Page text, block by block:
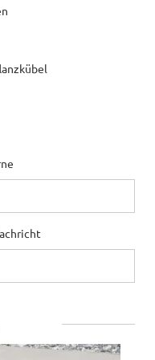
von
hatte mehrere
!<br>Ansonst
20.09.2020